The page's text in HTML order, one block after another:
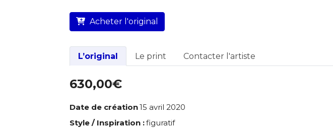
Acheter l'original
L’original Le print Contacter l'artiste
630,00€
Date de création15 avril 2020
Style / Inspiration :figuratif